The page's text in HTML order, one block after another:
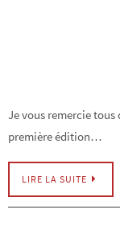
Je vous remercie tous
première édition…
LIRE LA SUITE